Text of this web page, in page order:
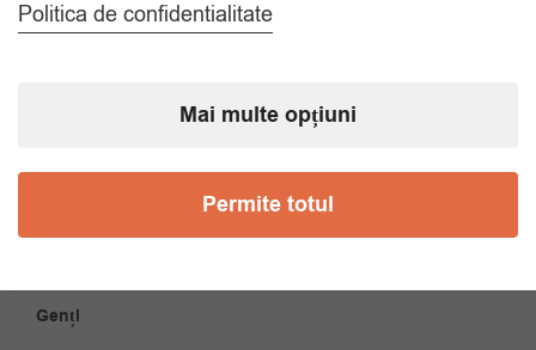
Coliere placate cu aur
Ceasuri bărbați
Genți
Politica de confidentialitate
Mai multe opțiuni
Permite totul